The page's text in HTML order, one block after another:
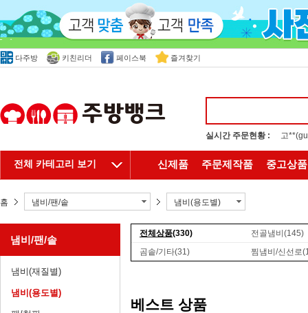
다주방 키친리더 페이스북 즐겨찾기
실시간 주문현황 :
고
홍
신제품 주문제작품 중고상품
전체 카테고리 보기
홈 냄비/팬/솥 냄비(용도별)
냄비/팬/솥
냄비(재질별)
냄비(용도별)
전체상품(330) 전골냄비 (145)
곰솥/기타(31) 찜냄비/신선로
베스트 상품